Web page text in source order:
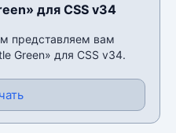
для CSS v34
представляем вам
Green» для CSS v34.